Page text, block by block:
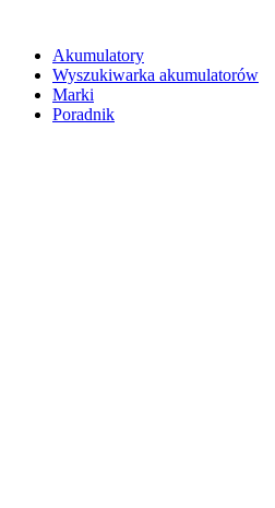
Akumulatory
Wyszukiwarka akumulatorów
Marki
Poradnik